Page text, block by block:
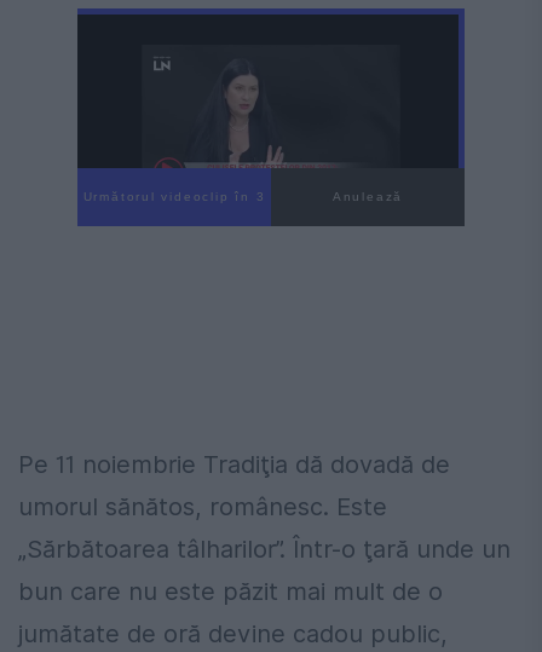
Următorul videoclip în 2 Anulează
Pe 11 noiembrie Tradiţia dă dovadă de
umorul sănătos, românesc. Este
„Sărbătoarea tâlharilor”. Într-o ţară unde un
bun care nu este păzit mai mult de o
jumătate de oră devine cadou public,